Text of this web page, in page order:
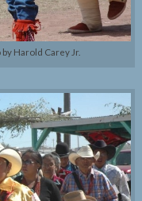
Harold Carey Jr.